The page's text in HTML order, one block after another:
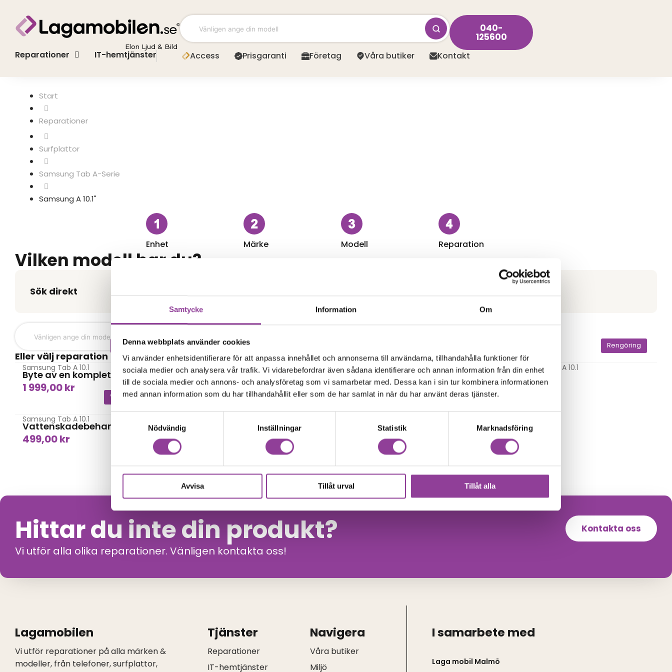
Samtycke Information Om
Denna webbplats använder cookies
Vi använder enhetsidentifierare för att anpassa innehållet och annonserna till användarna, tillhandahålla funktioner för
sociala medier och analysera vår trafik. Vi vidarebefordrar även sådana identifierare och annan information från din enhet
till de sociala medier och annons- och analysföretag som vi samarbetar med. Dessa kan i sin tur kombinera informationen
med annan information som du har tillhandahållit eller som de har samlat in när du har använt deras tjänster.
Nödvändig
Inställningar Statistik Marknadsföring
Avvisa Tillåt urval Tillåt alla
innehåll
Elon Ljud & Bild
040-
125600
Reparationer IT-hemtjänster Access Prisgaranti Företag Våra butiker Kontakt
Start
Surfplattor
Samsung Tab A-Serie
Samsung A 10.1"
Enhet Märke Modell Reparation
Vilken modell har du?
Sök direkt
Eller välj reparation
Skärmbyte
Samsung Tab A 10.1
Byte av en komplett skärm
1 999,00kr
Samsung Tab A 10.1
Byte av batteri
1 299,00kr
Samsung Tab A 10.1
Byte av laddningskontakt
1 299,00kr
Rengöring
Samsung Tab A 10.1
Rengöring
299,00kr
Vattenskada
Samsung Tab A 10.1
Vattenskadebehandling
499,00kr
Data recovery
Data Recovery
Felsökning
Felsökning
399,00kr
Hittar du inte din produkt?
Vi utför alla olika reparationer. Vänligen kontakta oss!
Kontakta oss
Lagamobilen
Vi utför reparationer på alla märken &
modeller, från telefoner, surfplattor,
Tjänster
Reparationer
IT-hemtjänster
Navigera
Våra butiker
Miljö
I samarbete med
Laga mobil Malmö